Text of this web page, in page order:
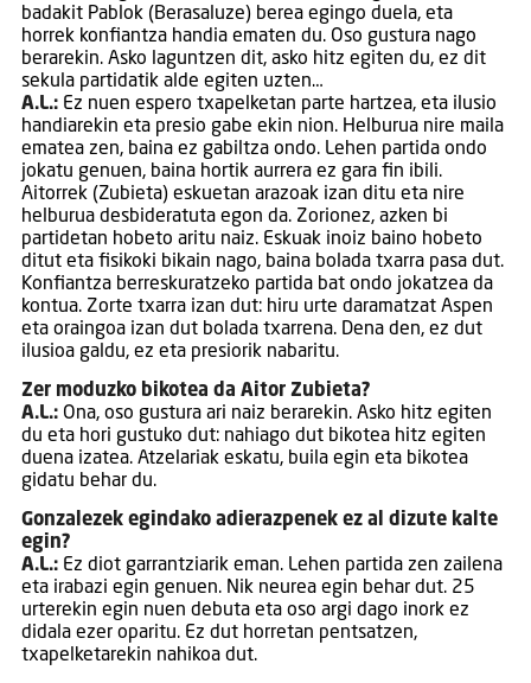
badakit Pablok (Berasaluze) berea egingo duela, eta
horrek konfiantza handia ematen du. Oso gustura nago
berarekin. Asko laguntzen dit, asko hitz egiten du, ez dit
sekula partidatik alde egiten uzten…
A.L.: Ez nuen espero txapelketan parte hartzea, eta ilusio
handiarekin eta presio gabe ekin nion. Helburua nire maila
ematea zen, baina ez gabiltza ondo. Lehen partida ondo
jokatu genuen, baina hortik aurrera ez gara fin ibili.
Aitorrek (Zubieta) eskuetan arazoak izan ditu eta nire
helburua desbideratuta egon da. Zorionez, azken bi
partidetan hobeto aritu naiz. Eskuak inoiz baino hobeto
ditut eta fisikoki bikain nago, baina bolada txarra pasa dut.
Konfiantza berreskuratzeko partida bat ondo jokatzea da
kontua. Zorte txarra izan dut: hiru urte daramatzat Aspen
eta oraingoa izan dut bolada txarrena. Dena den, ez dut
ilusioa galdu, ez eta presiorik nabaritu.
Zer moduzko bikotea da Aitor Zubieta?
A.L.:Ona, oso gustura ari naiz berarekin. Asko hitz egiten
du eta hori gustuko dut: nahiago dut bikotea hitz egiten
duena izatea. Atzelariak eskatu, buila egin eta bikotea
gidatu behar du.
Gonzalezek egindako adierazpenek ez al dizute kalte
egin?
A.L.:Ez diot garrantziarik eman. Lehen partida zen zailena
eta irabazi egin genuen. Nik neurea egin behar dut. 25
urterekin egin nuen debuta eta oso argi dago inork ez
didala ezer oparitu. Ez dut horretan pentsatzen,
txapelketarekin nahikoa dut.